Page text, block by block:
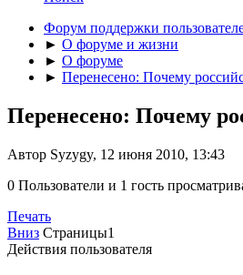
Форум поддержки
► О форуме и жизни
► О форуме
► Перенесено: Почему
Перенесено: Почему
Автор Syzygy, 12 июня 2010, 13:43
0 Пользователи и 1 гость
Печать
Вниз Страницы1
Действия пользователя